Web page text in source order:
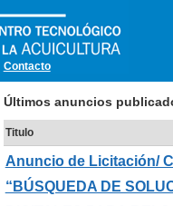
Contacto
Últimos anuncios
Titulo
Anuncio de Licitación/
“BÚSQUEDA DE